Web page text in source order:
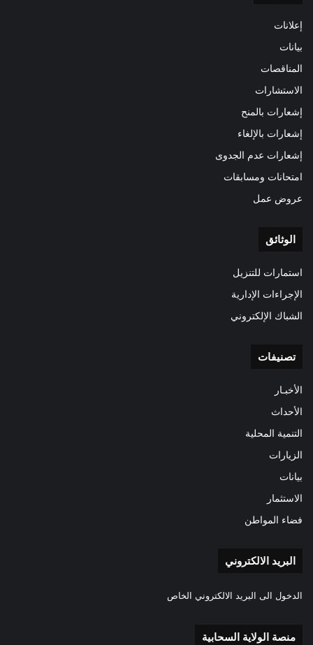
إعلانات
بيانات
المناقصات
الاستشارات
إشعارات بالمنح
إشعارات بالإلغاء
إشعارات عدم الجدوى
امتحانات ومسابقات
عروض عمل
الوثائق
استمارات للتنزيل
الإجراءات الإدارية
الشباك الإلكتروني
تصنيفات
الأخبـار
الأحداث
التنمية المحلية
الزيارات
بيانات
الاستثمار
فضاء المواطن
البريد الالكتروني
الدخول الى البريد الالكتروني الخاص
منصة الولاية السحابية